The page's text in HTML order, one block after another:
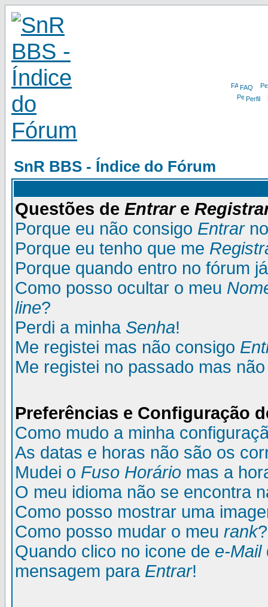
FAQ
Perfil
SnR BBS - Índice do Fórum
Questões de Entrare
Porque eu não consigo Entrar
Porque eu tenho que me
Porque quando entro no fórum
Como posso ocultar o meu
line?
Perdi a minha Senha!
Me registei mas não consigo
Me registei no passado mas
Preferências e Configuração
Como mudo a minha
As datas e horas não são os
Mudei o Fuso Horário mas a
O meu idioma não se encontra
Como posso mostrar uma
Como posso mudar o meu rank?
Quando clico no icone de e-Mail
mensagem para Entrar!